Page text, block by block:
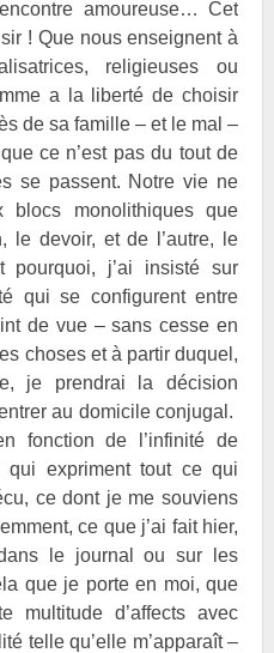
amoureuse… Cet
! Que nous enseignent à
religieuses ou
a la liberté de choisir
de sa famille – et le mal –
ce n’est pas du tout de
se passent. Notre vie ne
blocs monolithiques que
le devoir, et de l’autre, le
pourquoi, j’ai insisté sur
qui se configurent entre
de vue – sans cesse en
choses et à partir duquel,
je prendrai la décision
au domicile conjugal.
fonction de l’infinité de
qui expriment tout ce qui
ce dont je me souviens
ce que j’ai fait hier,
le journal ou sur les
que je porte en moi, que
multitude d’affects avec
telle qu’elle m’apparaît –